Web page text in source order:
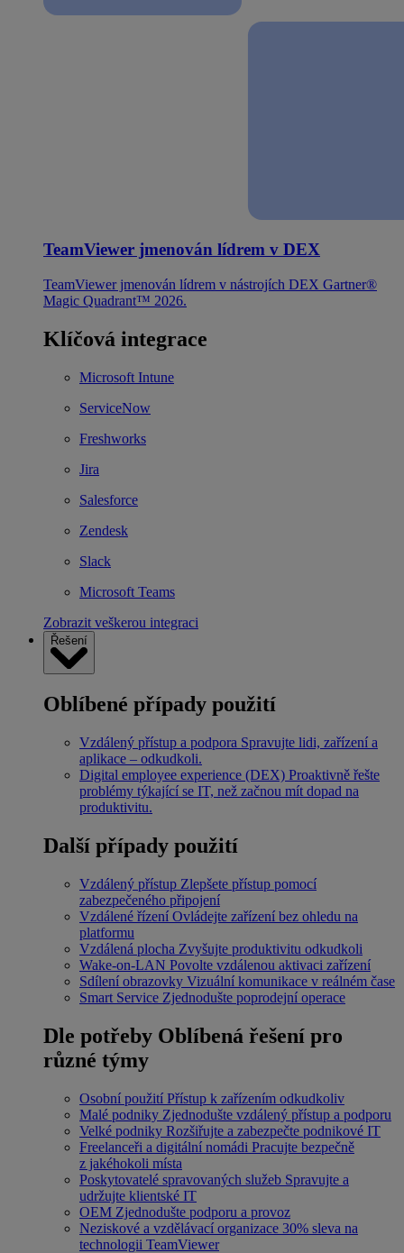
TeamViewer jmenován lídrem v DEX
TeamViewer jmenován lídrem v nástrojích DEX Gartner®
Magic Quadrant™ 2026.
Klíčová integrace
Microsoft Intune
ServiceNow
Freshworks
Jira
Salesforce
Zendesk
Slack
Microsoft Teams
Zobrazit veškerou integraci
Řešení
Oblíbené případy použití
Vzdálený přístup a podpora Spravujte lidi, zařízení a
aplikace – odkudkoli.
Digital employee experience (DEX) Proaktivně řešte
problémy týkající se IT, než začnou mít dopad na
produktivitu.
Další případy použití
Vzdálený přístup Zlepšete přístup pomocí
zabezpečeného připojení
Vzdálené řízení Ovládejte zařízení bez ohledu na
platformu
Vzdálená plocha Zvyšujte produktivitu odkudkoli
Wake-on-LAN Povolte vzdálenou aktivaci zařízení
Sdílení obrazovky Vizuální komunikace v reálném čase
Smart Service Zjednodušte poprodejní operace
Dle potřeby Oblíbená řešení pro
různé týmy
Osobní použití Přístup k zařízením odkudkoliv
Malé podniky Zjednodušte vzdálený přístup a podporu
Velké podniky Rozšiřujte a zabezpečte podnikové IT
Freelanceři a digitální nomádi Pracujte bezpečně
z jakéhokoli místa
Poskytovatelé spravovaných služeb Spravujte a
udržujte klientské IT
OEM Zjednodušte podporu a provoz
Neziskové a vzdělávací organizace 30% sleva na
technologii TeamViewer